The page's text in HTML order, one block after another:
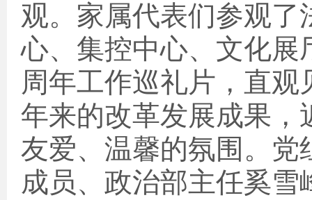
观。家属代表们参观
心、集控中心、文化展
周年工作巡礼片，直
年来的改革发展成果，
友爱、温馨的氛围。党
成员、政治部主任奚